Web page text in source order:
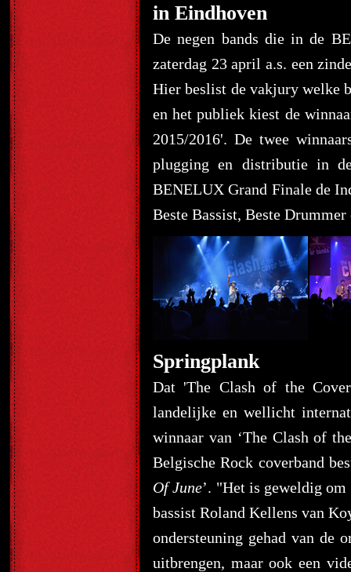
in Eindhoven
De negen bands die in de
zaterdag 23 april a.s. een
Hier beslist de vakjury welke
en het publiek kiest de
2015/2016'. De twee
plugging en distributie in
BENELUX Grand Finale de
Beste Bassist, Beste Drummer
Springplank
Dat 'The Clash of the
landelijke en wellicht
winnaar van ‘The Clash of
Belgische Rock coverband
Of June’. "Het is geweldig
bassist Roland Kellens van
ondersteuning gehad van de
uitbrengen, maar ook een